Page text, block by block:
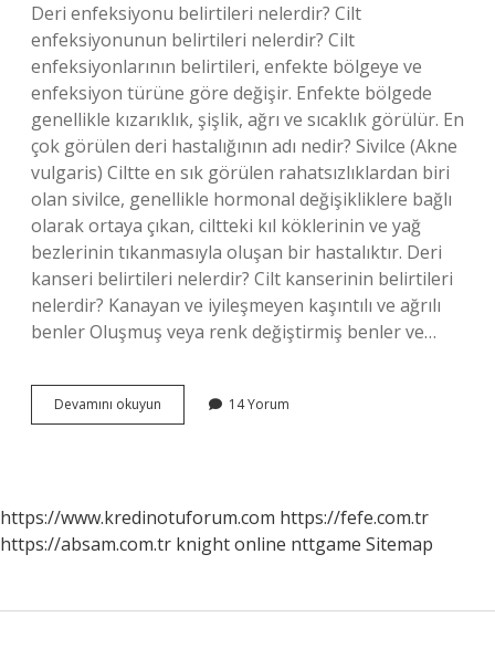
Deri enfeksiyonu belirtileri nelerdir? Cilt
enfeksiyonunun belirtileri nelerdir? Cilt
enfeksiyonlarının belirtileri, enfekte bölgeye ve
enfeksiyon türüne göre değişir. Enfekte bölgede
genellikle kızarıklık, şişlik, ağrı ve sıcaklık görülür. En
çok görülen deri hastalığının adı nedir? Sivilce (Akne
vulgaris) Ciltte en sık görülen rahatsızlıklardan biri
olan sivilce, genellikle hormonal değişikliklere bağlı
olarak ortaya çıkan, ciltteki kıl köklerinin ve yağ
bezlerinin tıkanmasıyla oluşan bir hastalıktır. Deri
kanseri belirtileri nelerdir? Cilt kanserinin belirtileri
nelerdir? Kanayan ve iyileşmeyen kaşıntılı ve ağrılı
benler Oluşmuş veya renk değiştirmiş benler ve…
Devamını okuyun
Hastalıklarının
14 Yorum
https://www.kredinotuforum.com https://fefe.com.tr
https://absam.com.tr knight online nttgame Sitemap